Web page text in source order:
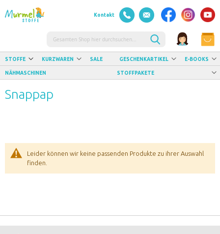
Kontakt
Suche
STOFFE KURZWAREN SALE GESCHENKARTIKEL E-BOOKS
NÄHMASCHINEN STOFFPAKETE
Snappap
Leider können wir keine passenden Produkte zu ihrer Auswahl
finden.